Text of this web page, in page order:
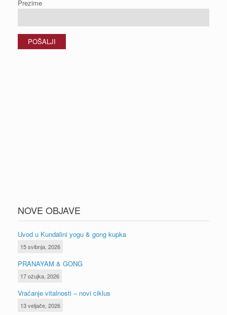
Prezime
NOVE OBJAVE
Uvod u Kundalini yogu & gong kupka
15 svibnja, 2026
PRANAYAM & GONG
17 ožujka, 2026
Vraćanje vitalnosti – novi ciklus
13 veljače, 2026